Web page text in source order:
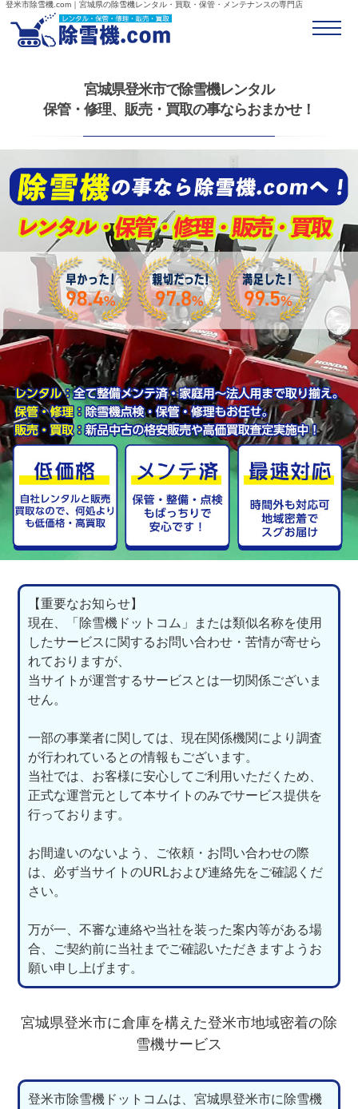
登米市除雪機.com｜宮城県の除雪機レンタル・買取・保管・メンテナンスの専門店
宮城県登米市で除雪機レンタル
保管・修理、販売・買取の事ならおまかせ！
【重要なお知らせ】
現在、「除雪機ドットコム」または類似名称を使用
したサービスに関するお問い合わせ・苦情が寄せら
れておりますが、
当サイトが運営するサービスとは一切関係ございま
せん。
一部の事業者に関しては、現在関係機関により調査
が行われているとの情報もございます。
当社では、お客様に安心してご利用いただくため、
正式な運営元として本サイトのみでサービス提供を
行っております。
お間違いのないよう、ご依頼・お問い合わせの際
は、必ず当サイトのURLおよび連絡先をご確認くだ
さい。
万が一、不審な連絡や当社を装った案内等がある場
合、ご契約前に当社までご確認いただきますようお
願い申し上げます。
宮城県登米市に倉庫を構えた登米市地域密着の除
雪機サービス
登米市除雪機ドットコムは、宮城県登米市に除雪機